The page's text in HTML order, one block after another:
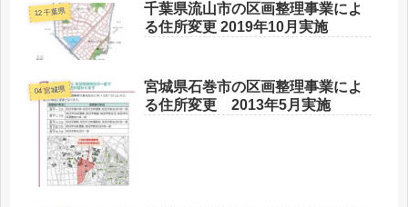
12 千葉県
千葉県流山市の区画整理事業によ
る住所変更 2019年10月実施
04 宮城県
宮城県石巻市の区画整理事業によ
る住所変更 2013年5月実施